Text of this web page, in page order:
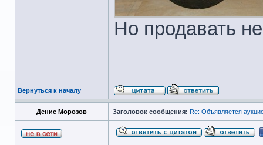
Но продавать
Вернуться к началу
Денис Морозов Заголовок сообщения: Re: Объявляется